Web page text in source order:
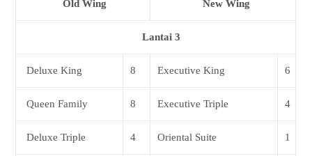
Old Wing New Wing
Lantai 3
Deluxe King 8 Executive King 6
Queen Family 8 Executive Triple 4
Deluxe Triple 4 Oriental Suite 1